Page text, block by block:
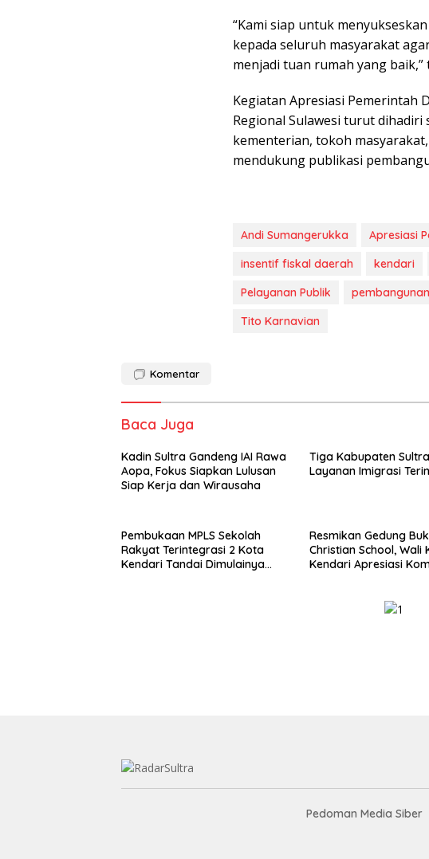
“Kami siap untuk
kepada seluruh masyarakat
menjadi tuan rumah yang baik,”
Kegiatan Apresiasi Pemerintah
Regional Sulawesi turut
kementerian, tokoh
mendukung publikasi
Andi Sumangerukka
Apresiasi
insentif fiskal daerah
kendari
Pelayanan Publik
Tito Karnavian
Komentar
Baca Juga
Kadin Sultra Gandeng IAI Rawa
Aopa, Fokus Siapkan Lulusan
Siap Kerja dan Wirausaha
Tiga Kabupaten
Layanan Imigrasi
Pembukaan MPLS Sekolah
Rakyat Terintegrasi 2 Kota
Kendari Tandai Dimulainya
Resmikan Gedung
Christian School, Wali
Kendari Apresiasi
Pedoman Media Siber